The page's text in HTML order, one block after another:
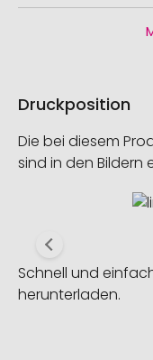
Druckposition
Die bei diesem
sind in den Bildern
Schnell und
herunterladen.